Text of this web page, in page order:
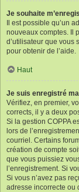
Je souhaite
Il est possible qu’un
nouveaux comptes. Il
d’utilisateur que vous
pour obtenir de l’aide.
Haut
Je suis enregistré
Vérifiez, en premier,
corrects, il y a deux
Si la gestion COPPA
lors de
courriel. Certains
création de compte
que vous puissiez
l’enregistrement. Si
Si vous n’avez pas
adresse incorrecte ou